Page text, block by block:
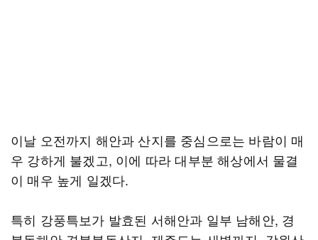
이날 오전까지 해안과 산지를 중심으로는 바람이 매
우 강하게 불겠고, 이에 따라 대부분 해상에서 물결
이 매우 높게 일겠다.
특히 강풍특보가 발효된 서해안과 일부 남해안, 경